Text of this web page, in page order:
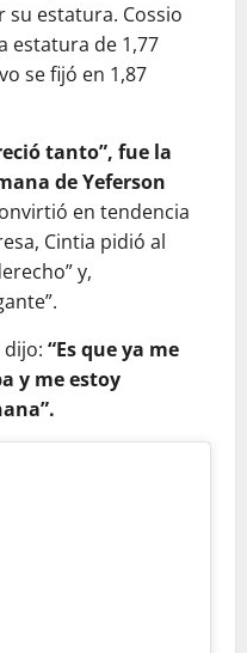
estatura. Cossio
estatura de 1,77
se fijó en 1,87
tanto”, fue la
de Yeferson
en tendencia
Cintia pidió al
y,
“Es que ya me
y me estoy